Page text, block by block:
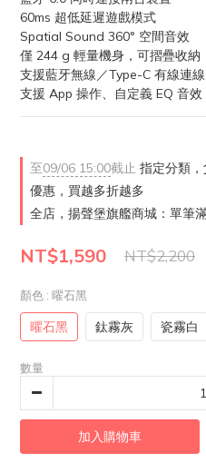
60ms 超低延遲遊戲模式
Spatial Sound 360° 空間音效
僅 244 g 輕量機身，可摺疊收納
支援藍牙無線／Type-C 有線連線
支援 App 操作、自定義 EQ 音效
至09/06 15:00截止 指定分類
優惠，買越多折越多
全店，揚聲堡旗艦商城：單筆
NT$1,590 NT$2,200
顏色 : 曜石黑
曜石黑 鈦霧灰 瓷霧白
數量
加入購物車